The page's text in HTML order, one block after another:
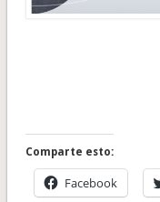
Comparte esto:
Facebook